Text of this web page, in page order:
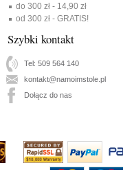
do 300 zł - 14,90 zł
od 300 zł - GRATIS!
Szybki kontakt
Tel: 509 564 140
kontakt@namoimstole.pl
Dołącz do nas